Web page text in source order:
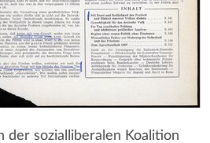
der sozialliberalen Koalition